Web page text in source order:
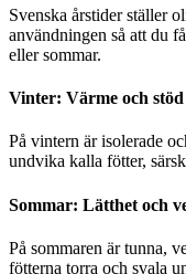
Svenska årstider ställer
användningen så att du
eller sommar.
Vinter: Värme och
På vintern är isolerade
undvika kalla fötter,
Sommar: Lätthet och
På sommaren är tunna,
fötterna torra och svala